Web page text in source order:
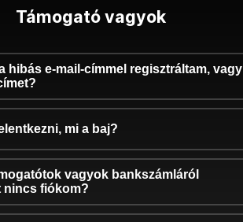
Támogató vagyok
hibás e-mail-címmel regisztráltam, vagy
mi a baj?
vagyok bankszámláról
nincs fiókom?